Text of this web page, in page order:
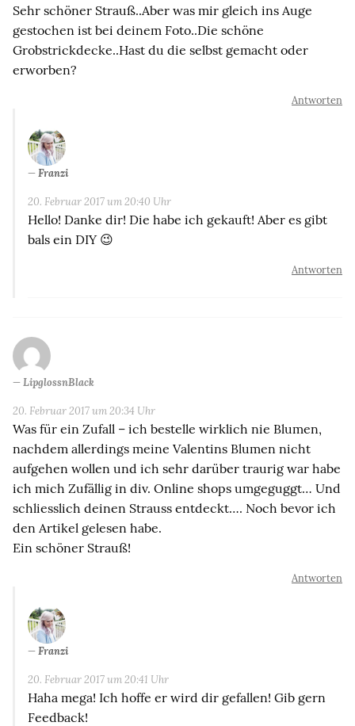
Sehr schöner Strauß..Aber was mir gleich ins Auge
gestochen ist bei deinem Foto..Die schöne
Grobstrickdecke..Hast du die selbst gemacht oder
erworben?
Antworten
Franzi
20. Februar 2017 um 20:40 Uhr
Hello! Danke dir! Die habe ich gekauft! Aber es gibt
bals ein DIY 😉
Antworten
LipglossnBlack
20. Februar 2017 um 20:34 Uhr
Was für ein Zufall – ich bestelle wirklich nie Blumen,
nachdem allerdings meine Valentins Blumen nicht
aufgehen wollen und ich sehr darüber traurig war habe
ich mich Zufällig in div. Online shops umgeguggt… Und
schliesslich deinen Strauss entdeckt…. Noch bevor ich
den Artikel gelesen habe.
Ein schöner Strauß!
Antworten
Franzi
20. Februar 2017 um 20:41 Uhr
Haha mega! Ich hoffe er wird dir gefallen! Gib gern
Feedback!